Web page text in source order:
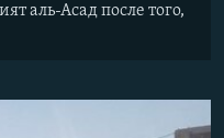
аль-Асад после того,